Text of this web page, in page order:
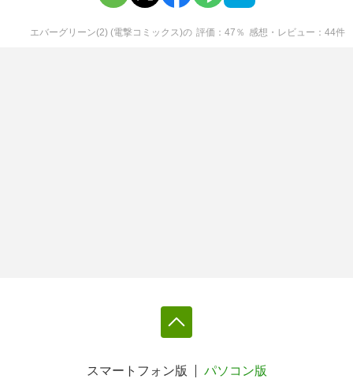
エバーグリーン(2) (電撃コミックス)の 評価 47 ％ 感想・レビュー 44件
スマートフォン版 パソコン版